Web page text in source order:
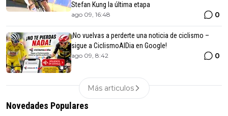
Stefan Kung la última etapa
ago 09, 16:48 0
¡No vuelvas a perderte una noticia de ciclismo –
sigue a CiclismoAlDia en Google!
ago 09, 8:42 0
Más articulos
Novedades Populares